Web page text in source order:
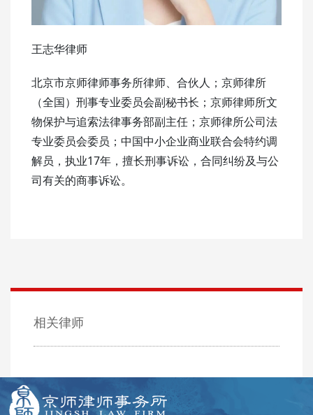
王志华律师
北京市京师律师事务所律师、合伙人；京师律所
（全国）刑事专业委员会副秘书长；京师律师所文
物保护与追索法律事务部副主任；京师律所公司法
专业委员会委员；中国中小企业商业联合会特约调
解员，执业17年，擅长刑事诉讼，合同纠纷及与公
司有关的商事诉讼。
相关律师